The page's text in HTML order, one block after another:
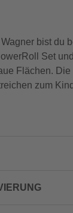
bist du
Set
Flächen.
zum